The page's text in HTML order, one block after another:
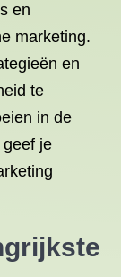
en
marketing.
en
te
in de
je